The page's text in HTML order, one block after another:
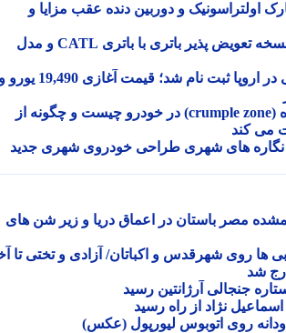
و دوربین دنده عقب مزایا و
Arcfox Beta T1 نسخه تعویض پذیر باتری با باتری CATL و مدل
جیلی E2 الکتریکی در اروپا ثبت نام شد؛ قیمت آغازی 19,490 یورو و
منطقه خرد شونده (crumple zone) در خودرو چیست و چگونه از
کند
های شهری طراحی خودروی شهری جدید
باستان در اعماق دریا و زیر شن های
روی شهرقدس و اکباتان/ آزادی و تختی تا آخر
جنجالی آرژانتین رسید
نژاد از راه رسید
روی اتوبوس لیورپول (عکس)